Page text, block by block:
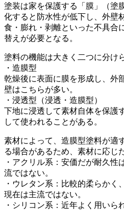
塗装は家を保護する「膜」（塗
化すると防水性が低下し、外壁
食・膨れ・剥離といった不具合
替えが必要となる。
塗料の機能は大きく二つに分け
・造膜型
乾燥後に表面に膜を形成し、外
壁はこちらが多い。
・浸透型（浸透・造膜型）
下地に浸透して素材自体を保護
して使われることがある。
素材によって、造膜型塗料が適
る場合があるため、素材に応じ
・アクリル系：安価だが耐久性
流ではない。
・ウレタン系：比較的柔らかく
現在は主流ではない。
・シリコン系：近年よく用いら